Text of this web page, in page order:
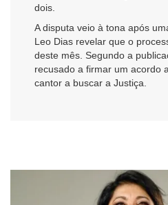
dois.
A disputa veio à tona após
Leo Dias revelar que o
deste mês. Segundo a
recusado a firmar um acordo
cantor a buscar a Justiça.